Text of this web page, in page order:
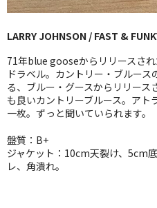
BLUE NOTE
JAZZ-EU
JAZZ-JP
JAZZ-VOCAL
ROCK
LARRY JOHNSON / FAST &
71年blue gooseからリリースさ
ドラベル。カントリー・ブルー
る、ブルー・グースからリリース
も良いカントリーブルース。アト
一枚。ずっと聞いていられます。
盤質：B+
ジャケット：10cm天裂け、5cm
レ、角潰れ。